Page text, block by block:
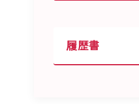
履歴書